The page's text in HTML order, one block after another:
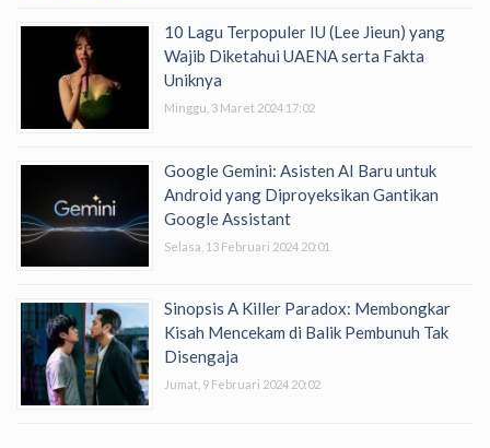
10 Lagu Terpopuler IU (Lee Jieun) yang
Wajib Diketahui UAENA serta Fakta
Uniknya
Minggu, 3 Maret 2024 17:02
Google Gemini: Asisten AI Baru untuk
Android yang Diproyeksikan Gantikan
Google Assistant
Selasa, 13 Februari 2024 20:01
Sinopsis A Killer Paradox: Membongkar
Kisah Mencekam di Balik Pembunuh Tak
Disengaja
Jumat, 9 Februari 2024 20:02